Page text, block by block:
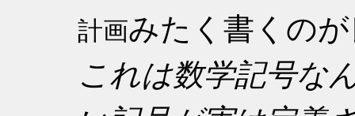
計画みたく書くの
これは数学記号な